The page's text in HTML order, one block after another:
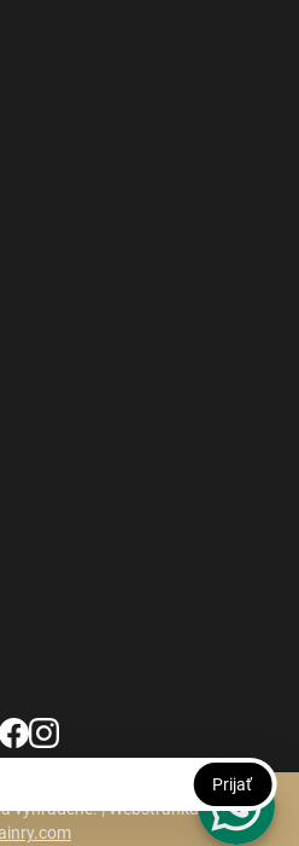
vyhradené. | Webstránku vytvorila
Prijať